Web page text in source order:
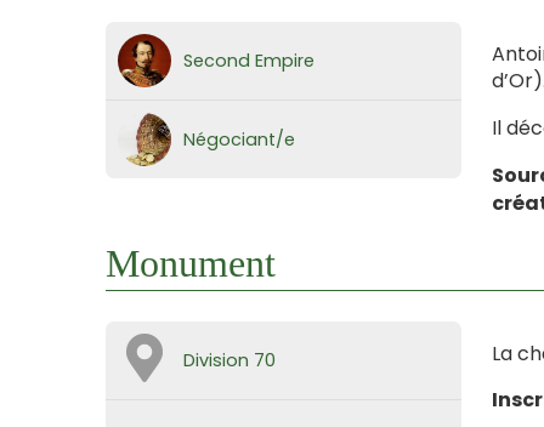
Second Empire
Négociant/e
Il
Monument
Division 70
La